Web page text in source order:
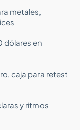
metales,
dólares en
caja para retest
y ritmos